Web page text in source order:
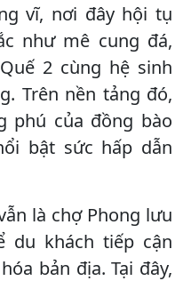
vĩ, nơi đây hội tụ
như mê cung đá,
2 cùng hệ sinh
Trên nền tảng đó,
phú của đồng bào
bật sức hấp dẫn
là chợ Phong lưu
du khách tiếp cận
bản địa. Tại đây,